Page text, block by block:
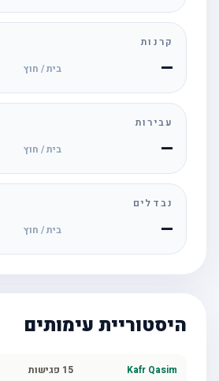
קרנות
— בית / חוץ
עבירות
— בית / חוץ
נבדלים
— בית / חוץ
היסטוריית עימותים
Kafr Qasim
15פגישות